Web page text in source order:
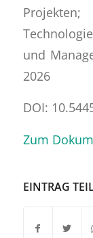
und
2026
DOI:
Zum
EINTRAG